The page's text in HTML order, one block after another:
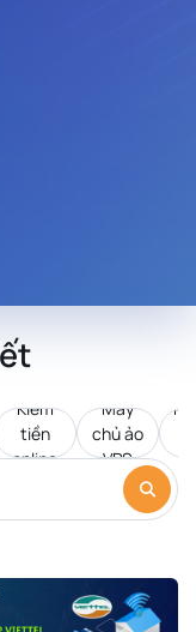
Kiếm
tiền
online
Máy
chủ ảo
VPS